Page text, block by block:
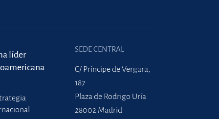
líder
SEDE CENTRAL
C/ Príncipe de Vergara,
187
Plaza de Rodrigo Uría
28002 Madrid